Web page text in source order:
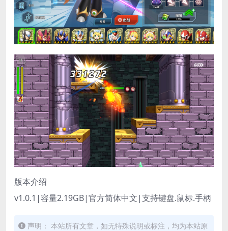
版本介绍
v1.0.1|容量2.19GB|官方简体中文|支持键盘.鼠标.手柄
声明： 本站所有文章，如无特殊说明或标注，均为本站原